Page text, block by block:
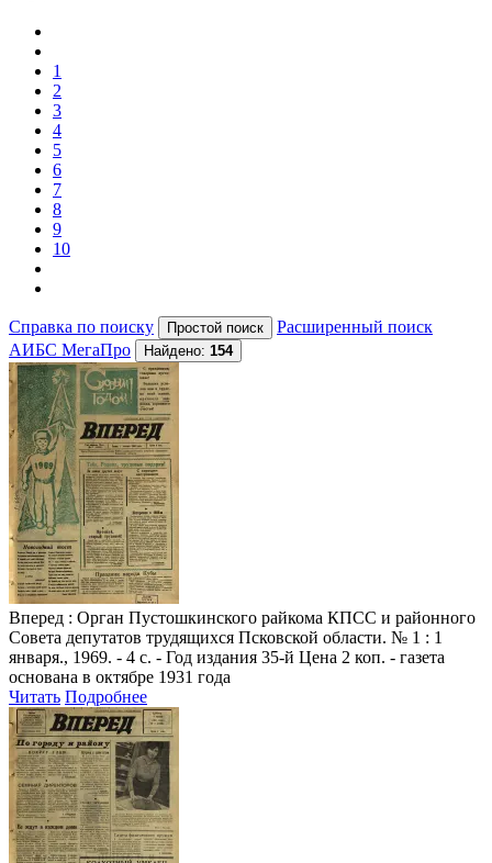
1
2
3
4
5
6
7
8
9
10
Справка по поиску
Расширенный поиск
АИБС МегаПро
Найдено: 154
Вперед : Орган Пустошкинского райкома КПСС и районного
Совета депутатов трудящихся Псковской области. № 1 : 1
января., 1969. - 4 с. - Год издания 35-й Цена 2 коп. - газета
основана в октябре 1931 года
Читать Подробнее